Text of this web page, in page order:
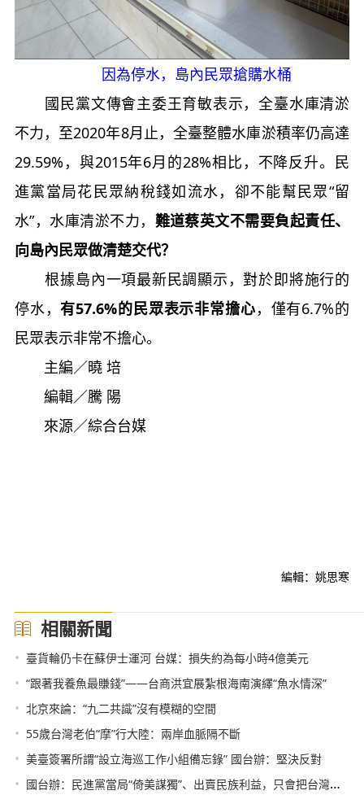
因為停水，島內民眾搶購水桶
國民黨文傳會主委王育敏表示，全臺水庫清淤
不力，至2020年8月止，全臺整體水庫淤積率仍高達
29.59%，與2015年6月的28%相比，不降反升。民
進黨當局花民眾納稅錢如流水，卻不能幫民眾“留
水”，水庫清淤不力， 難道蔡英文不需要負起責任、
向島內民眾做清楚交代？
根據島內一項最新民調顯示，對於即將施行的
停水，有57.6%的民眾表示非常擔心，僅有6.7%的
民眾表示非常不擔心。
主編／曉 培
編輯／騰 陽
來源／綜合台媒
編輯：姚思寒
相關新聞
• 臺貨輪仍卡在蘇伊士運河 台媒：損失約為每小時4億美元
• “跟著我養魚最賺錢”——台商洪宜展紮根海南演繹“魚水情深”
• 北京來論：“九二共識”沒有模糊的空間
• 55歲台灣老伯“摩”行大陸：兩岸血脈隔不斷
• 美臺簽署所謂“設立海巡工作小組備忘錄” 國台辦：堅決反對
• 國台辦：民進黨當局“倚美謀獨”、出賣民族利益，只會把台灣推向災難